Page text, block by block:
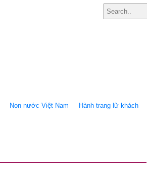
Non nước Việt Nam Hành trang lữ khách